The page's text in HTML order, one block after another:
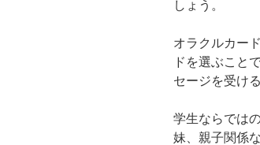
しょう。
オラクルカー
ドを選ぶこと
セージを受け
学生ならでは
妹、親子関係